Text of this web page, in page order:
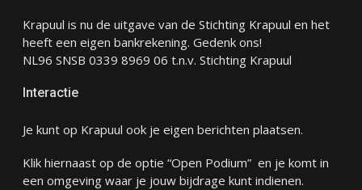
Krapuul is nu de uitgave van de Stichting Krapuul en het
heeft een eigen bankrekening. Gedenk ons!
NL96 SNSB 0339 8969 06 t.n.v. Stichting Krapuul
Interactie
Je kunt op Krapuul ook je eigen berichten plaatsen.
Klik hiernaast op de optie “Open Podium” en je komt in
een omgeving waar je jouw bijdrage kunt indienen.